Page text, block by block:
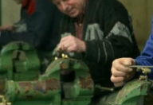
nord
wahrheit
verlag